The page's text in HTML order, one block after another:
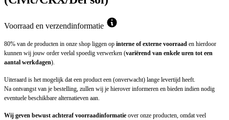
Voorraad en verzendinformatie
80% van de producten in onze shop liggen op interne of externe voorraad en hierdoor
kunnen wij jouw order veelal spoedig verwerken (variërend van enkele uren tot een
aantal werkdagen).
Uiteraard is het mogelijk dat een product een (onverwacht) lange levertijd heeft.
Na ontvangst van je bestelling, zullen wij je hierover informeren en bieden indien nodig
eventuele beschikbare alternatieven aan.
Wij geven bewust achteraf voorraadinformatie over onze producten, omdat veel